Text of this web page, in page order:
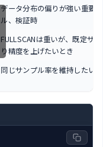
データ分布の偏りが強い重要
ル、検証時
FULLSCANは重いが、既定サ
り精度を上げたいとき
同じサンプル率を維持したい